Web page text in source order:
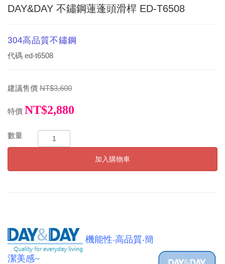
DAY&DAY 不鏽鋼蓮蓬頭滑桿 ED-T6508
304高品質不鏽鋼
代碼 ed-t6508
建議售價 NT$3,600
特價 NT$2,880
數量
加入購物車
機能性‧高品質‧簡
潔美感~